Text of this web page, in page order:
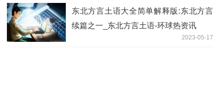
东北方言土语大全简单解释版:东北方言
续篇之一_东北方言土语-环球热资讯
2023-05-17